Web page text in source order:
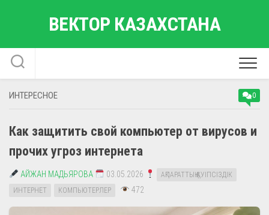
ВЕКТОР КАЗАХСТАНА
ИНТЕРЕСНОЕ 0
Как защитить свой компьютер от вирусов и
прочих угроз интернета
АЙЖАН МАДЬЯРОВА 03.05.2026
АҚПАРАТТЫҚ ҚАУІПСІЗДІК
ИНТЕРНЕТ
КОМПЬЮТЕРЛЕР 472